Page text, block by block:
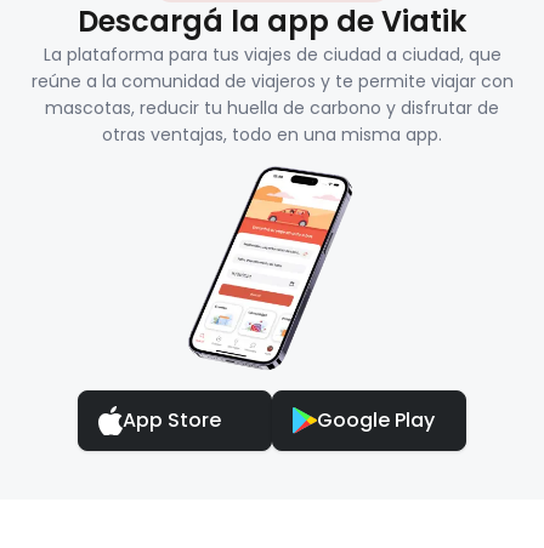
Descargá la app de Viatik
La plataforma para tus viajes de ciudad a ciudad, que
reúne a la comunidad de viajeros y te permite viajar con
mascotas, reducir tu huella de carbono y disfrutar de
otras ventajas, todo en una misma app.
App Store Google Play